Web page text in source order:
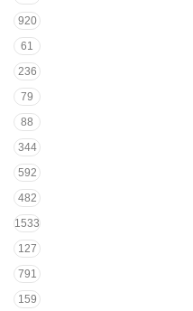
920
61
236
79
88
344
592
482
1533
127
791
159